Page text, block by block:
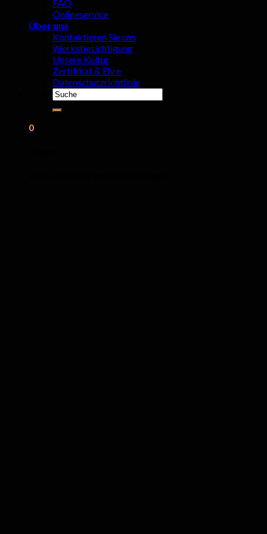
FAQ
Onlineservice
Über uns
Kontaktieren Sie uns
Werksbesichtigung
Unsere Kultur
Zertifikat & Ehre
Datenschutzrichtlinie
Suchen
nach:
0